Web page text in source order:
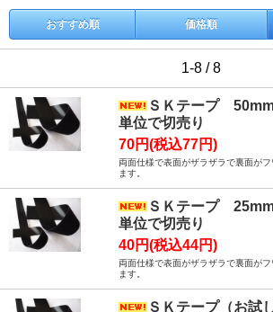
おすすめ順 価格順
1-8 / 8
ＳＫテープ
単位で切売り
70円(税込77円)
両面仕様で表面がザラザラで裏面が
ます。
ＳＫテープ
単位で切売り
40円(税込44円)
両面仕様で表面がザラザラで裏面が
ます。
ＳＫテープ（お試